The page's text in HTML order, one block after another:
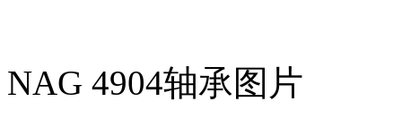
NAG 4904轴承图片